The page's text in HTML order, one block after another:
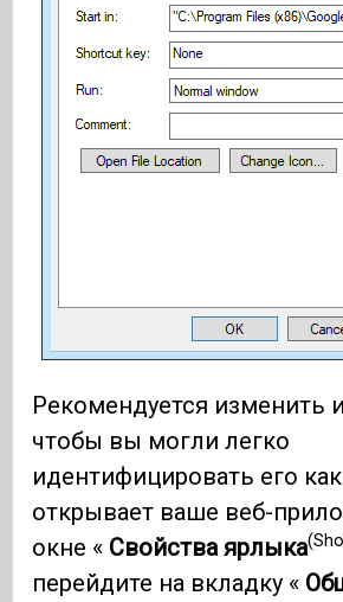
Рекомендуется изменить
чтобы вы могли легко
идентифицировать его
открывает ваше веб-
окне « Свойства ярлыка
перейдите на вкладку «